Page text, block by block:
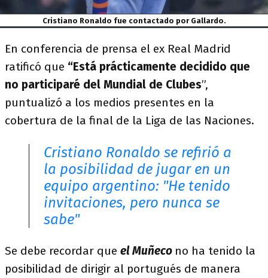
Cristiano Ronaldo fue contactado por Gallardo.
En conferencia de prensa el ex Real Madrid
ratificó que “Está prácticamente decidido que
no participaré del Mundial de Clubes”,
puntualizó a los medios presentes en la
cobertura de la final de la Liga de las Naciones.
Cristiano Ronaldo se refirió a
la posibilidad de jugar en un
equipo argentino: "He tenido
invitaciones, pero nunca se
sabe"
Se debe recordar que el Muñeco no ha tenido la
posibilidad de dirigir al portugués de manera